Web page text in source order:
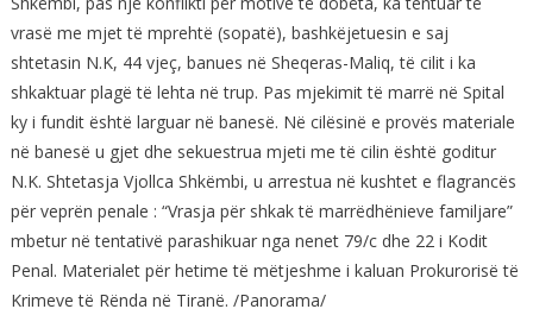
vrasë me mjet të mprehtë (sopatë), bashkëjetuesin e saj
shtetasin N.K, 44 vjeç, banues në Sheqeras-Maliq, të cilit i ka
shkaktuar plagë të lehta në trup. Pas mjekimit të marrë në Spital
ky i fundit është larguar në banesë. Në cilësinë e provës materiale
në banesë u gjet dhe sekuestrua mjeti me të cilin është goditur
N.K. Shtetasja Vjollca Shkëmbi, u arrestua në kushtet e flagrancës
për veprën penale : “Vrasja për shkak të marrëdhënieve familjare”
mbetur në tentativë parashikuar nga nenet 79/c dhe 22 i Kodit
Penal. Materialet për hetime të mëtjeshme i kaluan Prokurorisë të
Krimeve të Rënda në Tiranë. /Panorama/